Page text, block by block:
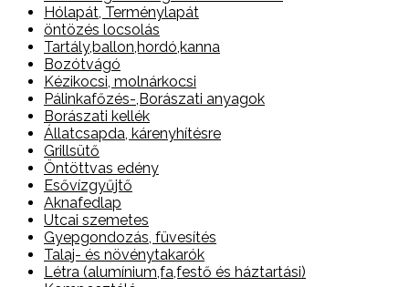
Hólapát, Terménylapát
öntözés locsolás
Tartály,ballon,hordó,kanna
Bozótvágó
Kézikocsi, molnárkocsi
Pálinkafőzés-,Borászati anyagok
Borászati kellék
Állatcsapda, kárenyhítésre
Grillsütő
Öntöttvas edény
Esővízgyűjtő
Aknafedlap
Utcai szemetes
Gyepgondozás, füvesítés
Talaj- és növénytakarók
Létra (alumínium,fa,festő és háztartási)